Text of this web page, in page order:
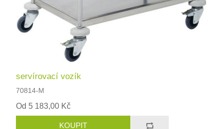
servírovací vozík
70814-M
Od 5 183,00 Kč